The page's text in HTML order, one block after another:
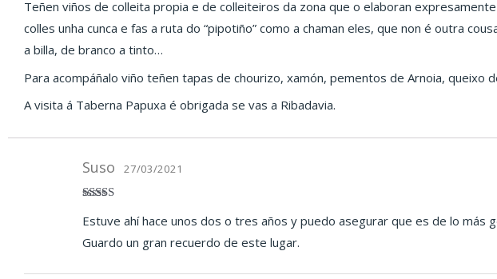
Teñen viños de colleita propia e de colleiteiros da zona que o elaboran
colles unha cunca e fas a ruta do “pipotiño” como a chaman eles, que non é outra
a billa, de branco a tinto…
Para acompáñalo viño teñen tapas de chourizo, xamón, pementos de Arnoia, queixo
A visita á Taberna Papuxa é obrigada se vas a Ribadavia.
5de 5
Suso 27/03/2021
Estuve ahí hace unos dos o tres años y puedo asegurar que es de lo
Guardo un gran recuerdo de este lugar.